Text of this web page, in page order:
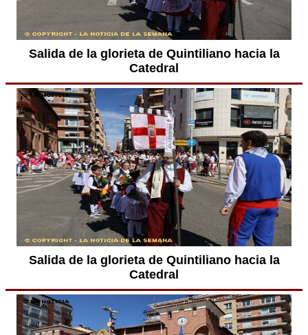
Salida de la glorieta de Quintiliano hacia la
Catedral
Salida de la glorieta de Quintiliano hacia la
Catedral